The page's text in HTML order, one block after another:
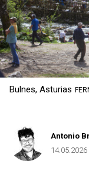
Copiar
Bulnes, Asturias
Antonio
14.05.2026